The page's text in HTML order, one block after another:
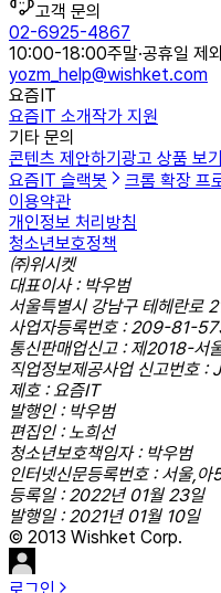
고객 문의
02-6925-4867
10:00-18:00주말·공휴일 제외
yozm_help@wishket.com
요즘IT
요즘IT 소개작가 지원
기타 문의
콘텐츠 제안하기 광고 상품 보기
요즘IT 슬랙봇
크롬 확장 프
이용약관
개인정보 처리방침
청소년보호정책
㈜위시켓
대표이사 : 박우범
서울특별시 강남구 테헤란로
사업자등록번호 : 209-81-
통신판매업신고 : 제2018-서
직업정보제공사업 신고번호
제호 : 요즘IT
발행인 : 박우범
편집인 : 노희선
청소년보호책임자 : 박우범
인터넷신문등록번호 : 서울,
등록일 : 2022년 01월 23일
발행일 : 2021년 01월 10일
© 2013 Wishket Corp.